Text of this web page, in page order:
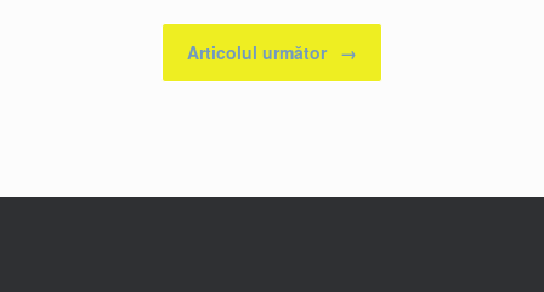
Articolul următor →